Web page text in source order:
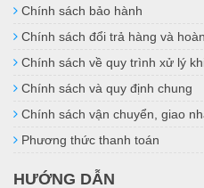
Chính sách bảo hành
Chính sách đổi trả hàng và
Chính sách về quy trình xử lý
Chính sách và quy định chung
Chính sách vận chuyển, giao
Phương thức thanh toán
HƯỚNG DẪN